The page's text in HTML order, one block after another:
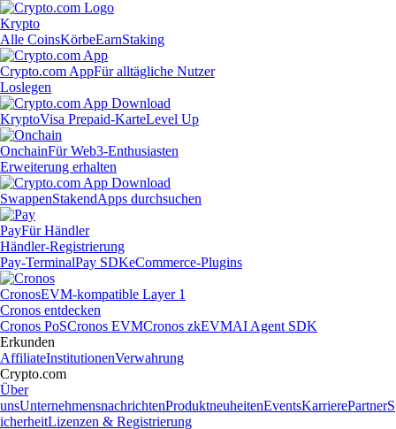
Krypto
Alle CoinsKörbeEarnStaking
Crypto.com AppFür alltägliche Nutzer
Loslegen
KryptoVisa Prepaid-KarteLevel Up
OnchainFür Web3-Enthusiasten
Erweiterung erhalten
SwappenStakendApps durchsuchen
PayFür Händler
Händler-Registrierung
Pay-TerminalPay SDKeCommerce-Plugins
CronosEVM-kompatible Layer 1
Cronos entdecken
Cronos PoSCronos EVMCronos zkEVMAI Agent SDK
Erkunden
AffiliateInstitutionenVerwahrung
Crypto.com
Über
unsUnternehmensnachrichtenProduktneuheitenEventsKarrierePartnerS
icherheitLizenzen & Registrierung